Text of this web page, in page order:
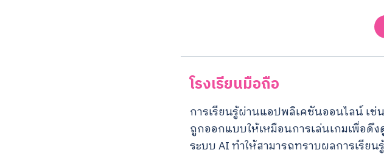
โรงเรียนมือถือ
การเรียนรู้ผ่านแอปพลิเคชันออนไลน์ เช่น
ถูกออกแบบให้เหมือนการเล่นเกมเพื่อดึ
ระบบ AI ทำให้สามารถทราบผลการเรียน